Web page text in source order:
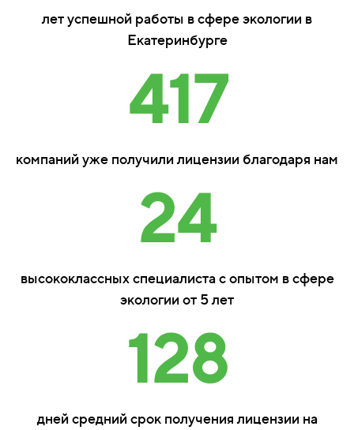
лет успешной работы в сфере экологии в
Екатеринбурге
417
компаний уже получили лицензии благодаря нам
24
высококлассных специалиста с опытом в сфере
экологии от 5 лет
128
дней средний срок получения лицензии на